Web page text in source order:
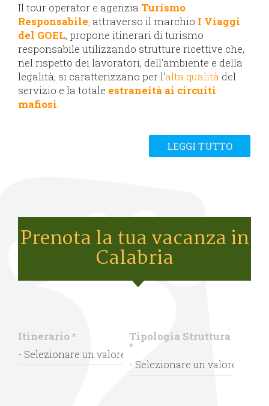
Il tour operator e agenzia Turismo
Responsabile, attraverso il marchio I Viaggi
del GOEL, propone itinerari di turismo
responsabile utilizzando strutture ricettive che,
nel rispetto dei lavoratori, dell'ambiente e della
legalità, si caratterizzano per l'alta qualità del
servizio e la totale estraneità ai circuiti
mafiosi.
LEGGI TUTTO
Prenota la tua vacanza in
Calabria
Itinerario * Tipologia Struttura
*